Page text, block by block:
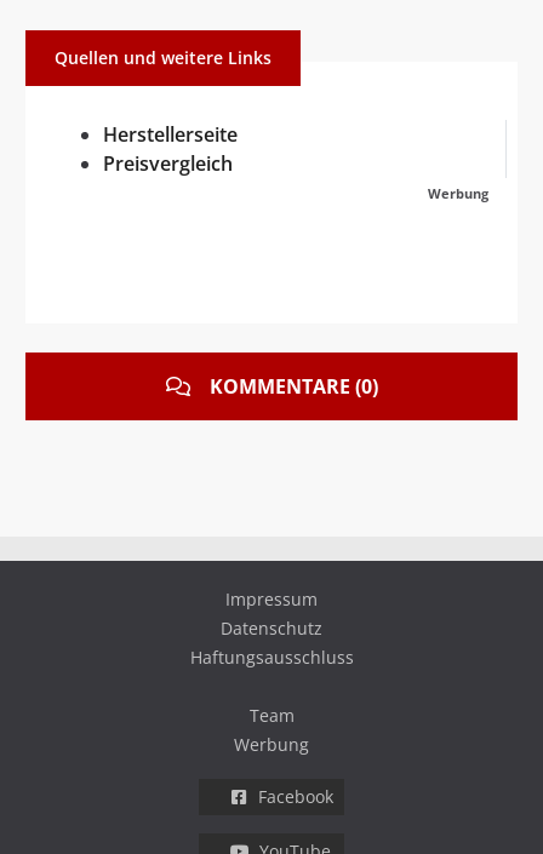
Quellen und weitere Links
Herstellerseite
Preisvergleich
Werbung
KOMMENTARE (0)
Impressum
Datenschutz
Haftungsausschluss
Team
Werbung
Facebook